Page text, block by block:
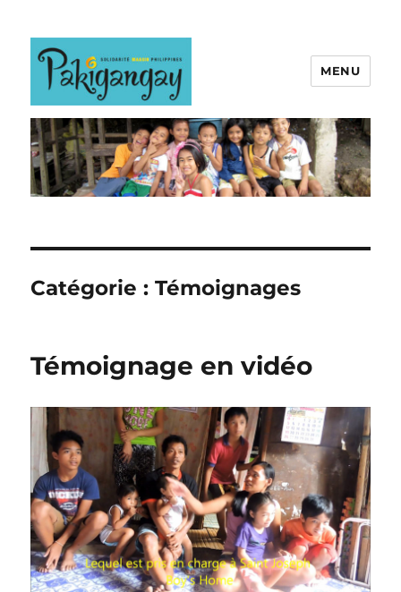
MENU
Catégorie :Témoignages
Témoignage en vidéo